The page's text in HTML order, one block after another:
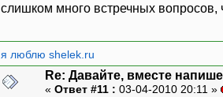
слишком много встречных вопросов,
я люблю shelek.ru
Re: Давайте, вместе
« Ответ #11 : 03-04-2010 20:11 »